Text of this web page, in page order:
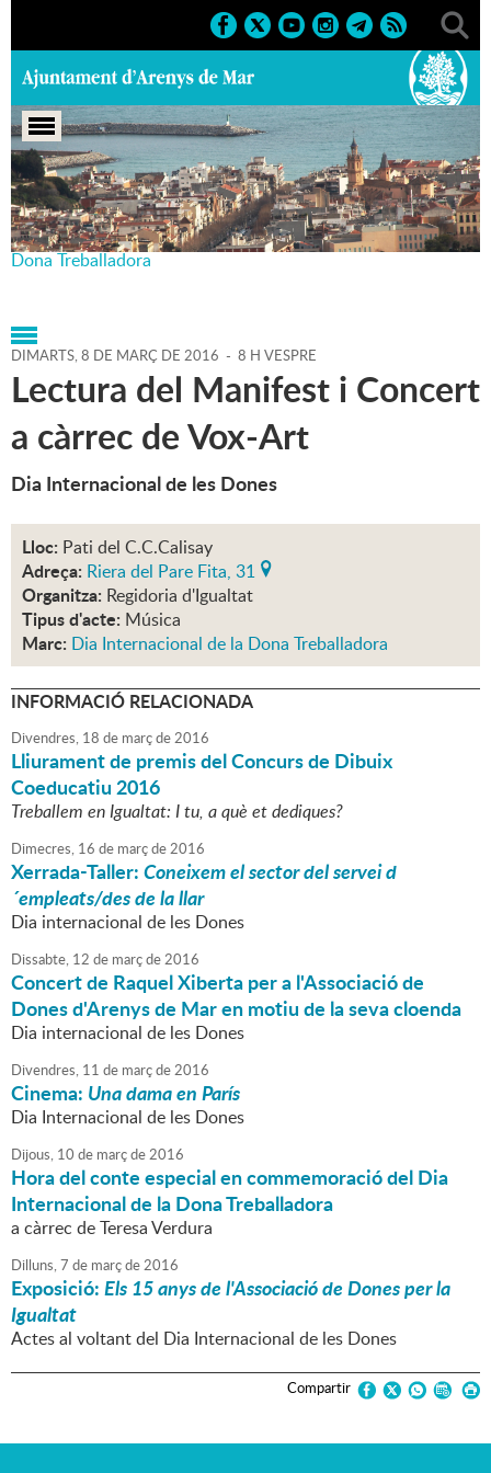
Portada > Agenda > 08-03-
2016 > Marcs > Societat > 2016 > Dia Internacional de la
Dona Treballadora
DIMARTS,8 DE MARÇ DE 2016 - 8 H VESPRE
Lectura del Manifest i Concert
a càrrec de Vox-Art
Dia Internacional de les Dones
Lloc: Pati del C.C.Calisay
Adreça: Riera del Pare Fita, 31
Organitza: Regidoria d'Igualtat
Tipus d'acte: Música
Marc: Dia Internacional de la Dona Treballadora
INFORMACIÓ RELACIONADA
Divendres, 18 de marçde2016
Lliurament de premis del Concurs de Dibuix
Coeducatiu 2016
Treballem en Igualtat: I tu, a què et dediques?
Dimecres, 16 de marçde2016
Xerrada-Taller:Coneixem el sector del servei d
´empleats/des de la llar
Dia internacional de les Dones
Dissabte, 12 de marçde2016
Concert de Raquel Xiberta per a l'Associació de
Dones d'Arenys de Mar en motiu de la seva cloenda
Dia internacional de les Dones
Divendres, 11 de marçde2016
Cinema: Una dama en París
Dia Internacional de les Dones
Dijous, 10 de marçde2016
Hora del conte especial en commemoració del Dia
Internacional de la Dona Treballadora
a càrrec de Teresa Verdura
Dilluns,7 de marçde2016
Exposició:Els 15 anys de l'Associació de Dones per la
Igualtat
Actes al voltant del Dia Internacional de les Dones
Compartir